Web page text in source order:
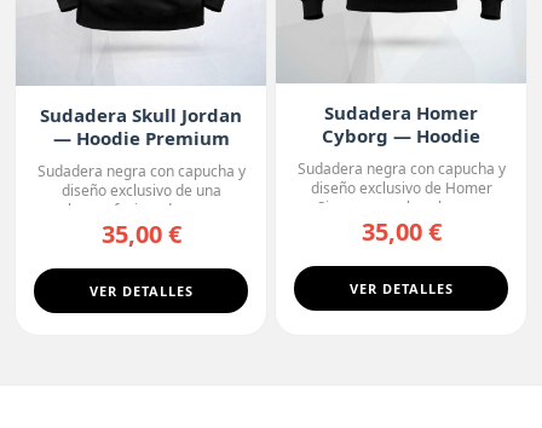
Sudadera Skull Jordan
— Hoodie Premium
Sudadera negra con capucha y
diseño exclusivo de una
calavera fusionada con u...
35,00 €
VER DETALLES
Sudadera Homer
Cyborg — Hoodie
Sudadera negra con capucha y
diseño exclusivo de Homer
Simpson con la cabeza ...
35,00 €
VER DETALLES